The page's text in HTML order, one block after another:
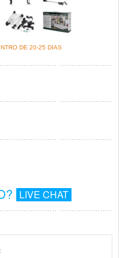
DE 20-25 DIAS
LIVE CHAT